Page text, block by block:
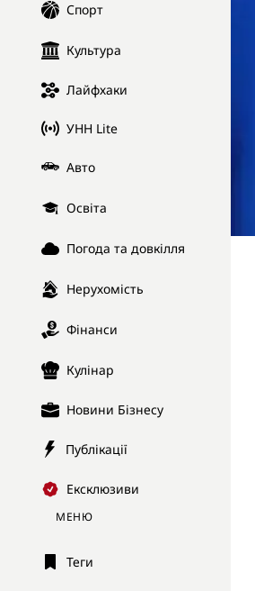
Спорт
Культура
Лайфхаки
УНН Lite
Авто
Освіта
Погода та довкілля
Нерухомість
Фінанси
Кулінар
Новини Бізнесу
Публікації
Ексклюзиви
МЕНЮ
Теги